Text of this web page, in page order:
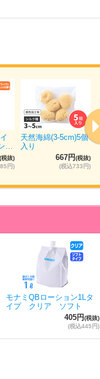
…
(税抜)
円)
天然海綿(3-5cm)5個
入り
667円(税抜)
(税込733円)
モナミQBローション1Lタ
イプ クリア ソフト
405円(税抜)
(税込445円)